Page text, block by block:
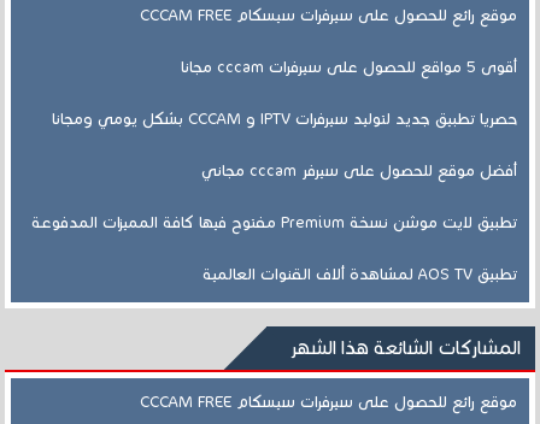
موقع رائع للحصول على سيرفرات سيسكام CCCAM FREE
أقوى 5 مواقع للحصول على سيرفرات cccam مجانا
حصريا تطبيق جديد لتوليد سيرفرات IPTV و CCCAM بشكل يومي ومجانا
أفضل موقع للحصول على سيرفر cccam مجاني
تطبيق لايت موشن نسخة Premium مفتوح فيها كافة المميزات المدفوعة
تطبيق AOS TV لمشاهدة ألاف القنوات العالمية
المشاركات الشائعة هذا الشهر
موقع رائع للحصول على سيرفرات سيسكام CCCAM FREE